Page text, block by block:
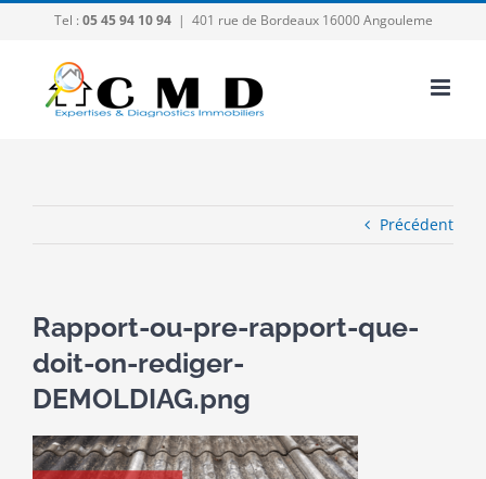
contenu
Tel : 05 45 94 10 94 | 401 rue de Bordeaux 16000 Angouleme
Précédent
Rapport-ou-pre-rapport-que-
doit-on-rediger-
DEMOLDIAG.png